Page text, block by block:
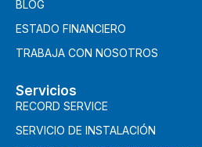
BLOG
ESTADO FINANCIERO
TRABAJA CON NOSOTROS
Servicios
RECORD SERVICE
SERVICIO DE INSTALACIÓN